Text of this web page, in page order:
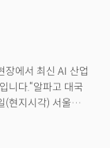
장에서 최신 AI 산업
니다.“알파고 대국
(현지시각) 서울
자인 데미스